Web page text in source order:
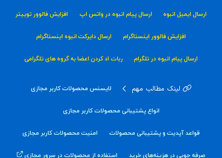
ارسال ایمیل انبوه ارسال پیام انبوه در واتس اپ افزایش فالوور توییتر
افزایش فالوور اینستاگرام ارسال دایرکت انبوه اینستاگرام
ارسال پیام انبوه در تلگرام ربات اد کردن اعضا به گروه های تلگرامی
لینک مطالب مهم لایسنس محصولات کاربر مجازی
انواع پشتیبانی محصولات کاربر مجازی
قواعد آپدیت و پشتیبانی محصولات امنیت محصولات کاربر مجازی
صرفه جویی در هزینه‌های خرید استفاده از محصولات در سرور مجازی